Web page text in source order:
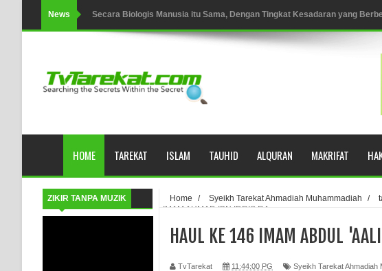
News Secara Biologis Manusia itu Sama, Dengan Tingkat Kesadaran yang
WAHDATUL WUJUD, WAHDATU SYUHUD, DAN MANUNGGALING
WAHDATUL WUJUD ITU APA..??
HIKMAH AL-HIKAM IMAM IBNU ‘AṬĀ’ILLĀH - Peringkat-peringkat Zikir
AHLI SUFFAH: GOLONGAN SUFI PERTAMA DI ZAMAN RASULULLAH
Integritas amanah.
WAHDATUL WUJUD (IBNU ARABI) DAN WAHDATUS SYUHUD (AHMAD
HOME TAREKAT ISLAM TAUHID ALQURAN MAKRIFAT
ZIKIR TANPA MUZIK Home / Syeikh Tarekat Ahmadiah Muhammadiah /
IMAM AHMAD IBN IDRIS RA.
HAUL KE 146 IMAM ABDUL
TvTarekat 11:44:00 PG Syeikh Tarekat Ahmadiah